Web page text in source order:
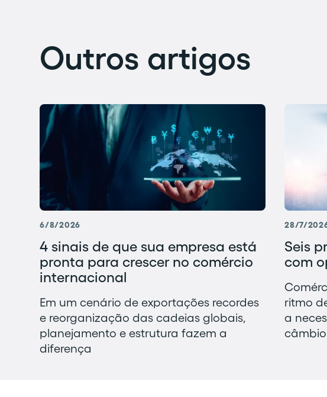
Outros artigos
6/8/2026
4 sinais de que sua empresa está
pronta para crescer no comércio
internacional
Em um cenário de exportações recordes
e reorganização das cadeias globais,
planejamento e estrutura fazem a
diferença
28/7/
Seis
com
ritmo
a